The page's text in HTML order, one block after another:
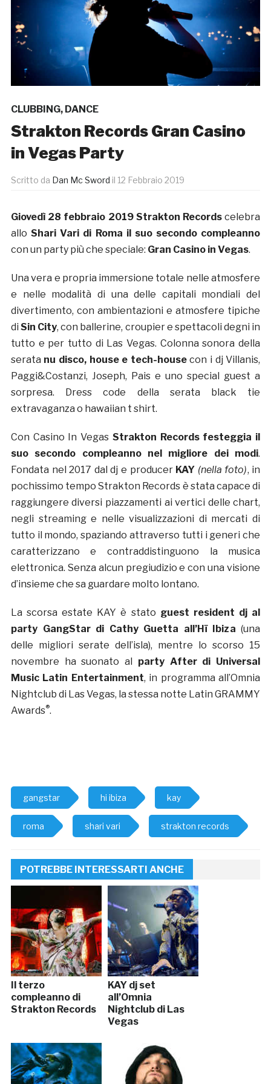
CLUBBING, DANCE
Strakton Records Gran Casino
in Vegas Party
Scritto da Dan Mc Sword il 12 Febbraio 2019
Giovedì 28 febbraio 2019 Strakton Recordscelebra
alloShari Vari di Roma il suo secondo compleanno
con un party più che speciale: Gran Casino in Vegas.
Una vera e propria immersione totale nelle atmosfere
e nelle modalità di una delle capitali mondiali del
divertimento, con ambientazioni e atmosfere tipiche
diSin City, con ballerine, croupier e spettacoli degni in
tutto e per tutto di Las Vegas. Colonna sonora della
serata nu disco, house e tech-housecon i dj Villanis,
Paggi&Costanzi, Joseph, Pais e uno special guest a
sorpresa. Dress code della serata black tie
extravaganza o hawaiian t shirt.
Con Casino In Vegas Strakton Records festeggia il
suo secondo compleanno nel migliore dei modi.
Fondata nel 2017 dal dj e producer KAY (nella foto), in
pochissimo tempo Strakton Records è stata capace di
raggiungere diversi piazzamenti ai vertici delle chart,
negli streaming e nelle visualizzazioni di mercati di
tutto il mondo, spaziando attraverso tutti i generi che
caratterizzano e contraddistinguono la musica
elettronica. Senza alcun pregiudizio e con una visione
d’insieme che sa guardare molto lontano.
La scorsa estate KAY è stato guest resident dj al
party GangStar di Cathy Guetta all’Hï Ibiza (una
delle migliori serate dell’isla), mentre lo scorso 15
novembre ha suonato al party After di Universal
Music Latin Entertainment, in programma all’Omnia
Nightclub di Las Vegas, la stessa notte Latin GRAMMY
Awards®.
gangstar hi ibiza kay
roma shari vari strakton records
POTREBBE INTERESSARTI ANCHE
Il terzo
compleanno di
Strakton Records
KAY dj set
all’Omnia
Nightclub di Las
Vegas